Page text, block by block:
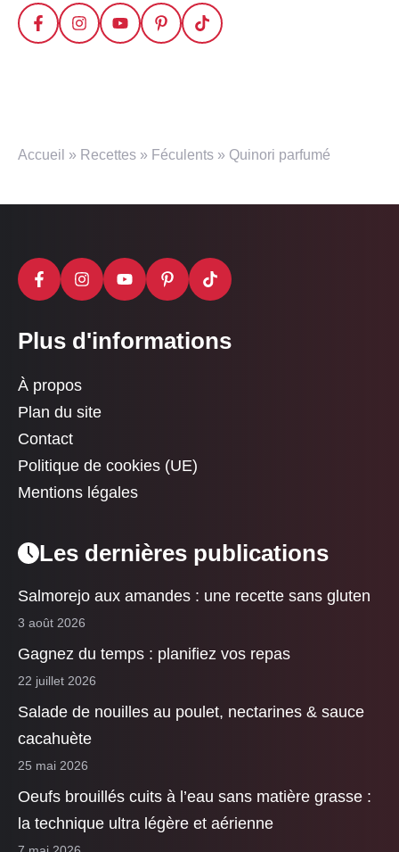
Accueil » Recettes » Féculents » Quinori parfumé
Plus d'informations
À propos
Plan du site
Contact
Politique de cookies (UE)
Mentions légales
Les dernières publications
Salmorejo aux amandes : une recette sans gluten
3 août 2026
Gagnez du temps : planifiez vos repas
22 juillet 2026
Salade de nouilles au poulet, nectarines & sauce
cacahuète
25 mai 2026
Oeufs brouillés cuits à l’eau sans matière grasse :
la technique ultra légère et aérienne